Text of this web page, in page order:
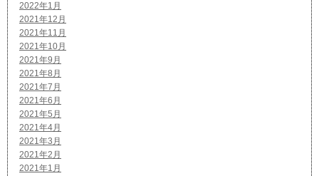
2022年1月
2021年12月
2021年11月
2021年10月
2021年9月
2021年8月
2021年7月
2021年6月
2021年5月
2021年4月
2021年3月
2021年2月
2021年1月